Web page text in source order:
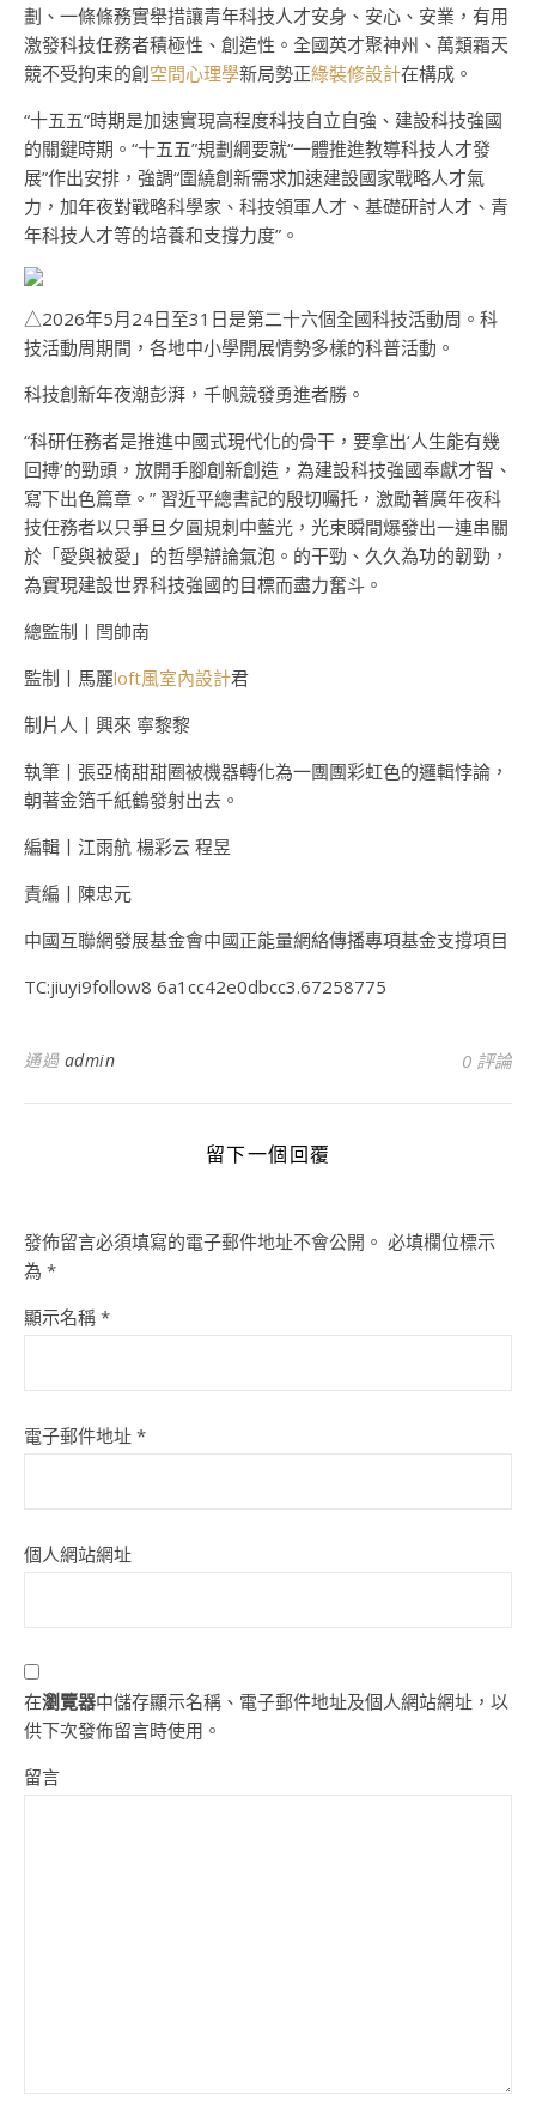
劃、一條條務實舉措讓青年科技人才安身、安心、安業，有用
激發科技任務者積極性、創造性。全國英才聚神州、萬類霜天
競不受拘束的創 空間心理學新局勢正綠裝修設計在構成。
“十五五”時期是加速實現高程度科技自立自強、建設科技強國
的關鍵時期。“十五五”規劃綱要就“一體推進教導科技人才發
展”作出安排，強調“圍繞創新需求加速建設國家戰略人才氣
力，加年夜對戰略科學家、科技領軍人才、基礎研討人才、青
年科技人才等的培養和支撐力度”。
△2026年5月24日至31日是第二十六個全國科技活動周。科
技活動周期間，各地中小學開展情勢多樣的科普活動。
科技創新年夜潮彭湃，千帆競發勇進者勝。
“科研任務者是推進中國式現代化的骨干，要拿出‘人生能有幾
回搏’的勁頭，放開手腳創新創造，為建設科技強國奉獻才智、
寫下出色篇章。” 習近平總書記的殷切囑托，激勵著廣年夜科
技任務者以只爭旦夕圓規刺中藍光，光束瞬間爆發出一連串關
於「愛與被愛」的哲學辯論氣泡。的干勁、久久為功的韌勁，
為實現建設世界科技強國的目標而盡力奮斗。
總監制丨閆帥南
監制丨馬麗loft風室內設計君
制片人丨興來 寧黎黎
執筆丨張亞楠甜甜圈被機器轉化為一團團彩虹色的邏輯悖論，
朝著金箔千紙鶴發射出去。
編輯丨江雨航 楊彩云 程昱
責編丨陳忠元
中國互聯網發展基金會中國正能量網絡傳播專項基金支撐項目
TC:jiuyi9follow8 6a1cc42e0dbcc3.67258775
通過 admin 0 評論
留下一個回覆
發佈留言必須填寫的電子郵件地址不會公開。 必填欄位標示
為 *
顯示名稱 *
電子郵件地址 *
個人網站網址
在瀏覽器中儲存顯示名稱、電子郵件地址及個人網站網址，以
供下次發佈留言時使用。
留言